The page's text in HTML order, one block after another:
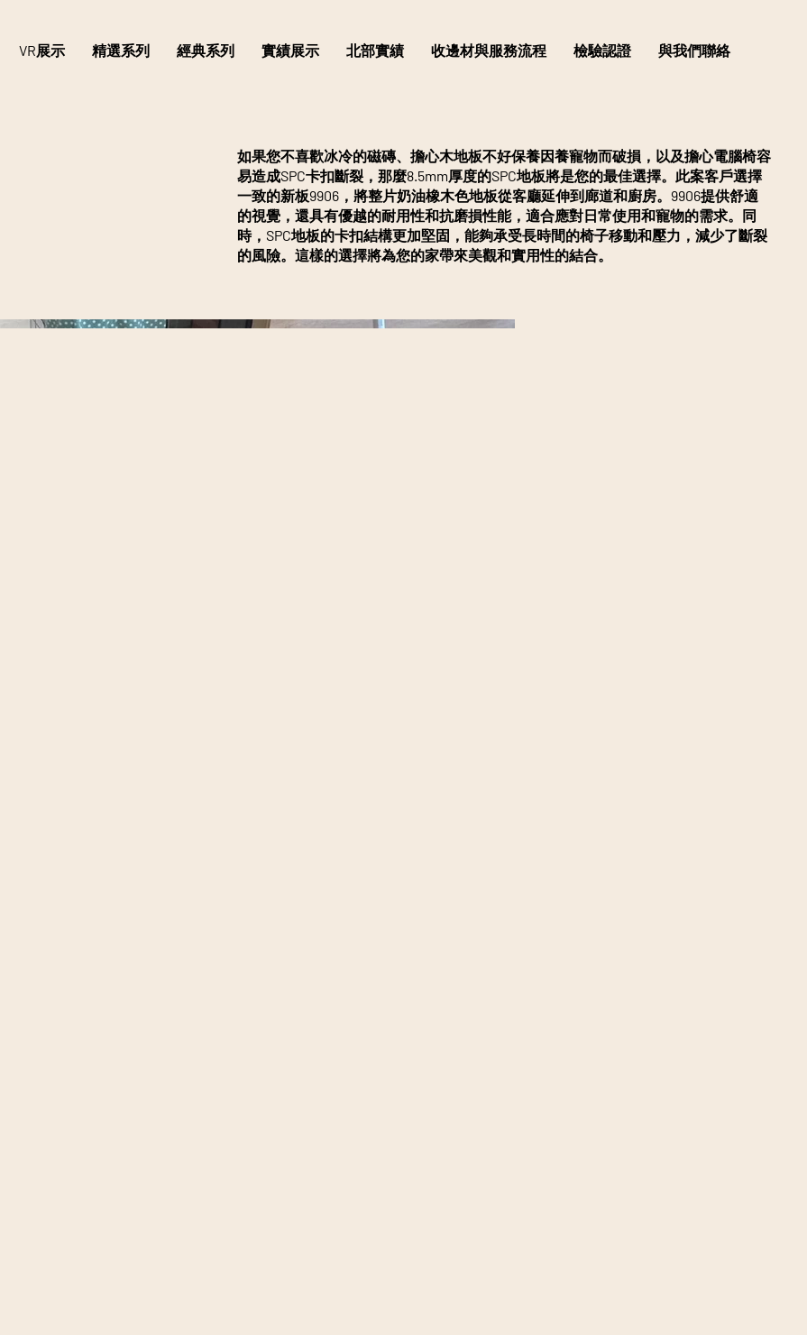
VR展示 精選系列 經典系列 實績展示 北部實績 收邊材與服務流程 檢驗認證 與我們聯絡
如果您不喜歡冰冷的磁磚、擔心木地板不好保養因養寵物而破損，以及擔心電腦椅容
易造成SPC卡扣斷裂，那麼8.5mm厚度的SPC地板將是您的最佳選擇。此案客戶選擇
一致的新板9906，將整片奶油橡木色地板從客廳延伸到廊道和廚房。9906提供舒適
的視覺，還具有優越的耐用性和抗磨損性能，適合應對日常使用和寵物的需求。同
時，SPC地板的卡扣結構更加堅固，能夠承受長時間的椅子移動和壓力，減少了斷裂
的風險。這樣的選擇將為您的家帶來美觀和實用性的結合。